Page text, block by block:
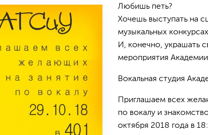
Любишь петь?
Хочешь выступать на
музыкальных
И, конечно, украшать
мероприятия
Вокальная студия
Приглашаем всех
по вокалу и
октября 2018 года в